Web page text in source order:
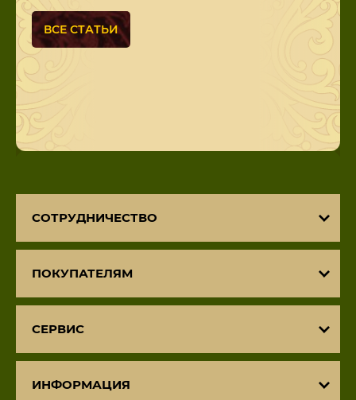
ВСЕ СТАТЬИ
СОТРУДНИЧЕСТВО
ПОКУПАТЕЛЯМ
СЕРВИС
ИНФОРМАЦИЯ